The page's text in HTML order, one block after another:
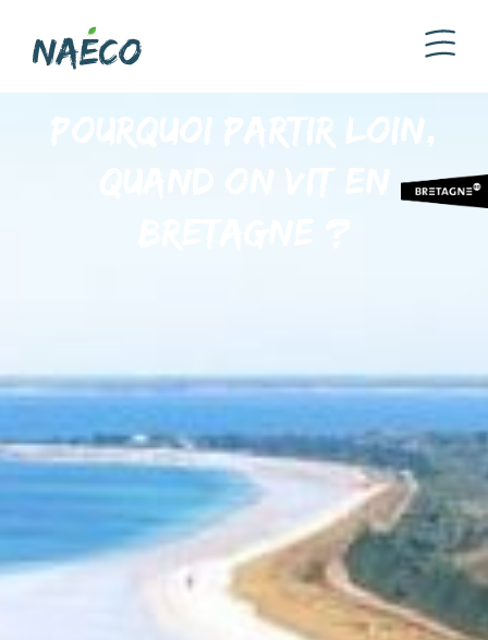
Pourquoi partir loin,